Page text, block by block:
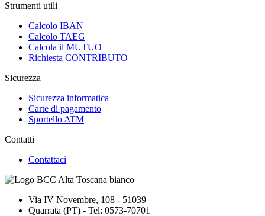
Strumenti utili
Calcolo IBAN
Calcolo TAEG
Calcola il MUTUO
Richiesta CONTRIBUTO
Sicurezza
Sicurezza informatica
Carte di pagamento
Sportello ATM
Contatti
Contattaci
Via IV Novembre, 108 - 51039
Quarrata (PT) - Tel: 0573-70701